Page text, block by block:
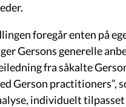
foregår enten på
Gersons generelle
fra såkalte
Gerson practitioners”,
individuelt tilpasset